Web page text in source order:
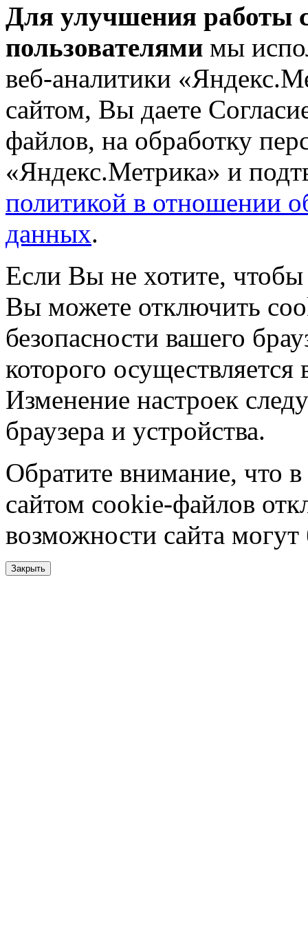
Для улучшения работы
пользователями мы
веб-аналитики
сайтом, Вы даете
файлов, на обработку
«Яндекс.Метрика» и
политикой в отношении
данных.
Если Вы не хотите,
Вы можете отключить
безопасности вашего
которого
Изменение настроек
браузера и устройства.
Обратите внимание, что в
сайтом cookie-файлов
возможности сайта
Закрыть